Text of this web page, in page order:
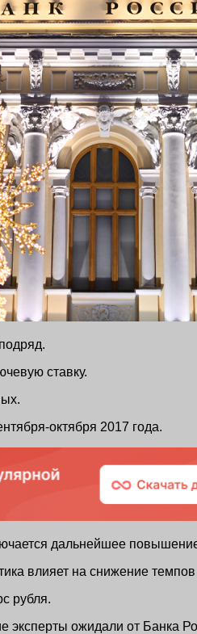
ставку.
октября 2017 года.
дальнейшее
влияет на снижение
рубля.
эксперты ожидали от Банка